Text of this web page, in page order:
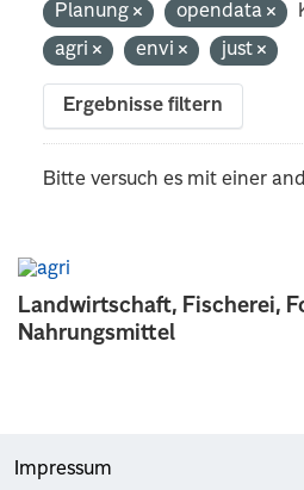
Landwirtschaft, Fischerei,
Nahrungsmittel
Planung
opendata
agri
envi just
Ergebnisse filtern
Bitte versuch es mit einer
Impressum